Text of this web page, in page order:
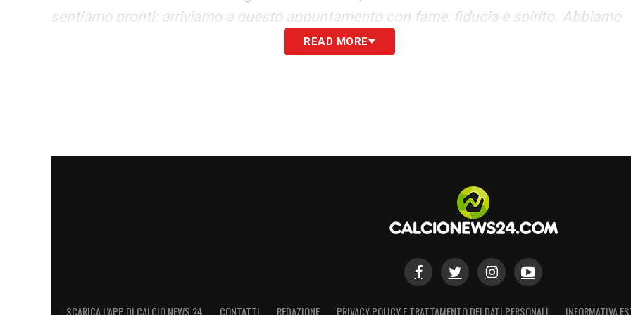
sentiamo pronti: arriviamo a questo appuntamento con fame, fiducia e spirito. Abbiamo
READ MORE
SCARICA L’APP DI CALCIO NEWS 24 CONTATTI REDAZIONE PRIVACY POLICY E TRATTAMENTO DEI DATI PERSONALI INFORMATIVA